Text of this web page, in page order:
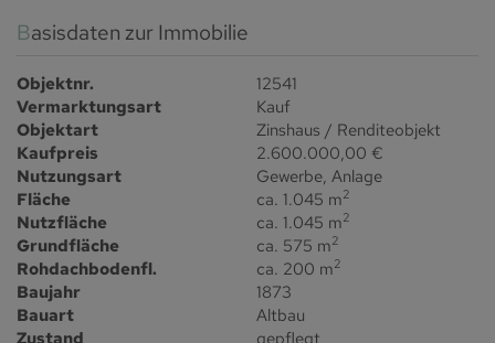
Basisdaten zur Immobilie
Objektnr.
12541
Vermarktungsart
Kauf
Objektart
Zinshaus / Renditeobjekt
Kaufpreis
2.600.000,00 €
Nutzungsart
Gewerbe Anlage
Fläche
ca. 1.045 m2
Nutzfläche ca. 1.045 m2
Grundfläche ca. 575 m2
Rohdachbodenfl. ca. 200 m2
Baujahr
1873
Bauart
Altbau
Zustand
gepflegt